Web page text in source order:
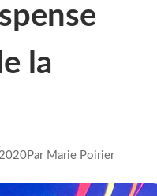
la
Par Marie Poirier